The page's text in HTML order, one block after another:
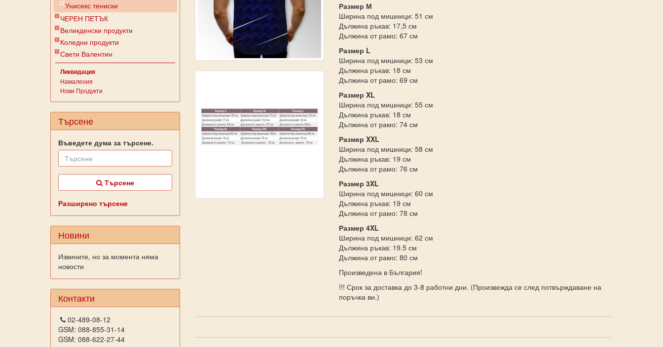
Унисекс тениски
ЧЕРЕН ПЕТЪК
Великденски продукти
Коледни продукти
Свети Валентин
Ликвидация
Намаления
Нови Продукти
Търсене
Въведете дума за търсене.
Търсене
Разширено търсене
Новини
Извините, но за момента няма
новости
Контакти
02-489-08-12
GSM: 088-855-31-14
GSM: 088-622-27-44
Размер М
Ширина под мишници: 51 см
Дължина ръкав: 17,5 см
Дължина от рамо: 67 см
Размер L
Ширина под мишници: 53 см
Дължина ръкав: 18 см
Дължина от рамо: 69 см
Размер XL
Ширина под мишници: 55 см
Дължина ръкав: 18 см
Дължина от рамо: 74 см
Размер XXL
Ширина под мишници: 58 см
Дължина ръкав: 19 см
Дължина от рамо: 76 см
Размер 3XL
Ширина под мишници: 60 см
Дължина ръкав: 19 см
Дължина от рамо: 78 см
Размер 4XL
Ширина под мишници: 62 см
Дължина ръкав: 19.5 см
Дължина от рамо: 80 см
Произведена в България!
!!! Срок за доставка до 3-8 работни дни. (Произвежда се след потвърждаване на
поръчка ви.)